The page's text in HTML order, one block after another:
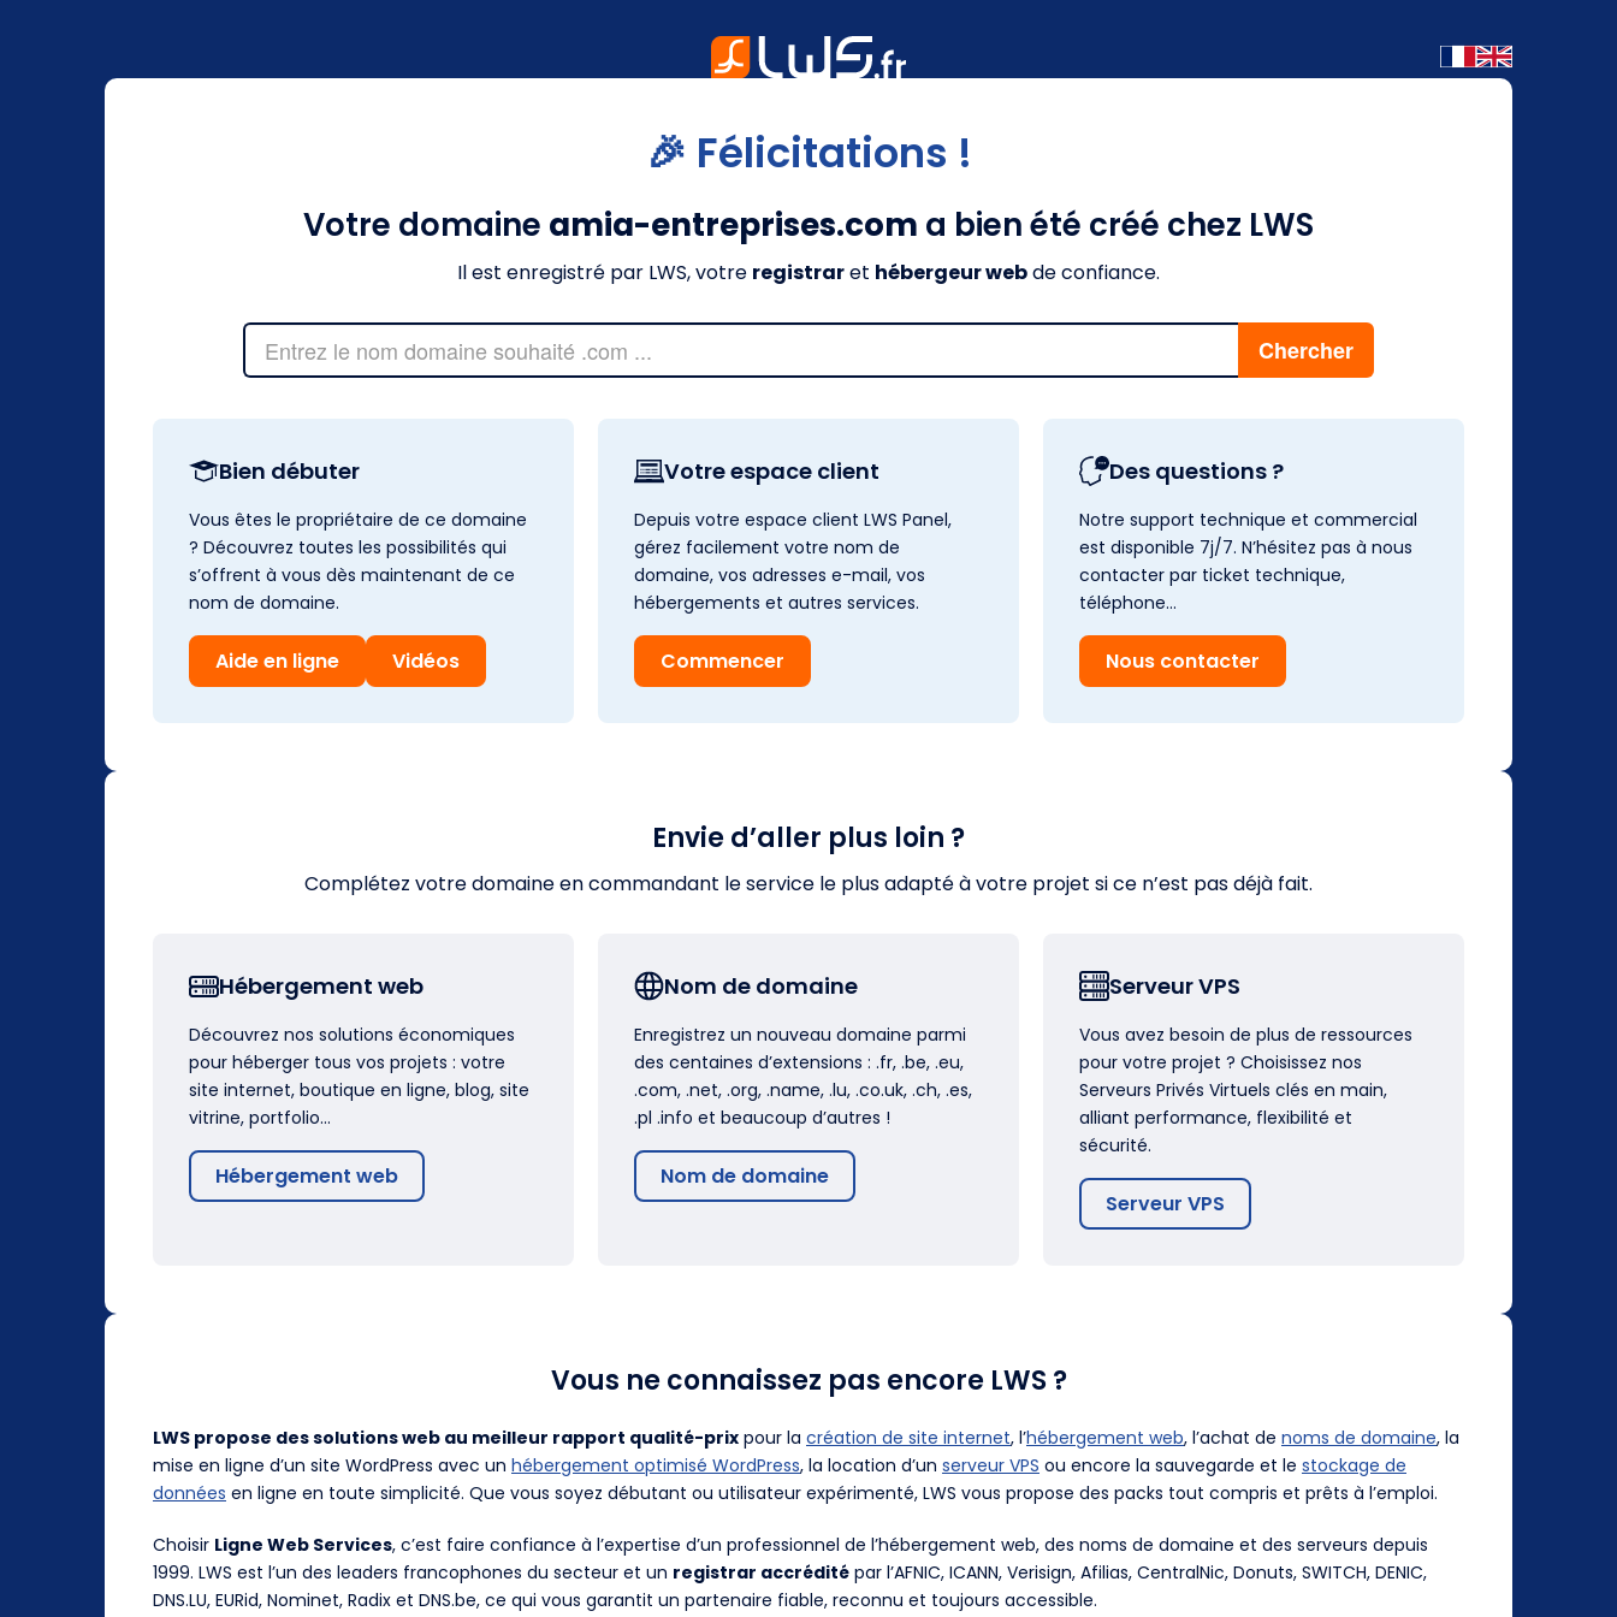
🎉 Félicitations !
Votre domaine amia-entreprises.com a bien été créé chez LWS
Il est enregistré par LWS, votre registraret hébergeur webde confiance.
Bien débuter
Vous êtes le propriétaire de ce domaine
? Découvrez toutes les possibilités qui
s’offrent à vous dès maintenant de ce
nom de domaine.
Aide en ligne Vidéos
Votre espace client
Depuis votre espace client LWS Panel,
gérez facilement votre nom de
domaine, vos adresses e-mail, vos
hébergements et autres services.
Commencer
Des questions ?
Notre support technique et commercial
est disponible 7j/7. N’hésitez pas à nous
contacter par ticket technique,
téléphone…
Nous contacter
Envie d’aller plus loin ?
Complétez votre domaine en commandant le service le plus adapté à votre projet si ce n’est pas déjà fait.
Hébergement web
Découvrez nos solutions économiques
pour héberger tous vos projets : votre
site internet, boutique en ligne, blog, site
vitrine, portfolio…
Hébergement web
Nom de domaine
Enregistrez un nouveau domaine parmi
des centaines d’extensions : .fr, .be, .eu,
.com, .net, .org, .name, .lu, .co.uk, .ch, .es,
.pl .info et beaucoup d’autres !
Nom de domaine
Serveur VPS
Vous avez besoin de plus de ressources
pour votre projet ? Choisissez nos
Serveurs Privés Virtuels clés en main,
alliant performance, flexibilité et
sécurité.
Serveur VPS
Vous ne connaissez pas encore LWS ?
LWS propose des solutions web au meilleur rapport qualité-prix pour la création de site internet, l’hébergement web, l’achat de noms de domaine, la
mise en ligne d’un site WordPress avec un hébergement optimisé WordPress, la location d’un serveur VPS ou encore la sauvegarde et le stockage de
données en ligne en toute simplicité. Que vous soyez débutant ou utilisateur expérimenté, LWS vous propose des packs tout compris et prêts à l’emploi.
Choisir Ligne Web Services, c’est faire confiance à l’expertise d’un professionnel de l’hébergement web, des noms de domaine et des serveurs depuis
1999. LWS est l’un des leaders francophones du secteur et un registrar accrédité par l’AFNIC, ICANN, Verisign, Afilias, CentralNic, Donuts, SWITCH, DENIC,
DNS.LU, EURid, Nominet, Radix et DNS.be, ce qui vous garantit un partenaire fiable, reconnu et toujours accessible.